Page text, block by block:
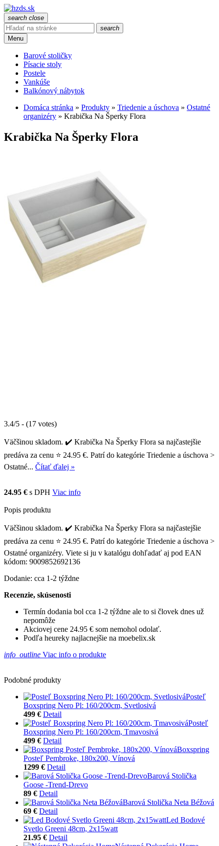
search close
search
Menu
Barové stoličky
Písacie stoly
Postele
Vankúše
Balkónový nábytok
Domáca stránka » Produkty » Triedenie a úschova » Ostatné
organizéry » Krabička Na Šperky Flora
Krabička Na Šperky Flora
3.4/5 - (17 votes)
Väčšinou skladom. ✔️ Krabička Na Šperky Flora sa najčastejšie
predáva za cenu ⭐ 24.95 €. Patrí do kategórie Triedenie a úschova >
Ostatné... Čítať ďalej »
24.95 € s DPH Viac info
Popis produktu
Väčšinou skladom. ✔️ Krabička Na Šperky Flora sa najčastejšie
predáva za cenu ⭐ 24.95 €. Patrí do kategórie Triedenie a úschova >
Ostatné organizéry. Viete si ju v katalógu dohľadať aj pod EAN
kódom: 9009852692136
Dodanie: cca 1-2 týždne
Recenzie, skúsenosti
Termín dodania bol cca 1-2 týždne ale to si človek dnes už
nepomôže
Akciovej cene 24.95 € som nemohol odolať.
Podľa heureky najlacnejšie na moebelix.sk
info_outline Viac info o produkte
Podobné produkty
Posteľ
Boxspring Nero Pl: 160/200cm, Svetlosivá
499 € Detail
Posteľ
Boxspring Nero Pl: 160/200cm, Tmavosivá
499 € Detail
Boxspring
Posteľ Pembroke, 180x200, Vínová
1299 € Detail
Barová Stolička
Goose -Trend-Drevo
89 € Detail
Barová Stolička Neta Béžová
69 € Detail
Led Bodové
Svetlo Greeni 48cm, 2x15watt
21.95 € Detail